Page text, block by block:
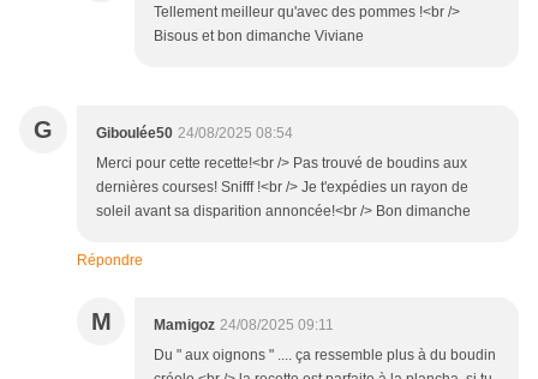
Tellement meilleur qu'avec des pommes !<br />
Bisous et bon dimanche Viviane
G Giboulée50 24/08/2025 08:54
Merci pour cette recette!<br /> Pas trouvé de boudins aux
dernières courses! Snifff !<br /> Je t'expédies un rayon de
soleil avant sa disparition annoncée!<br /> Bon dimanche
Répondre
M Mamigoz 24/08/2025 09:11
Du " aux oignons " .... ça ressemble plus à du boudin